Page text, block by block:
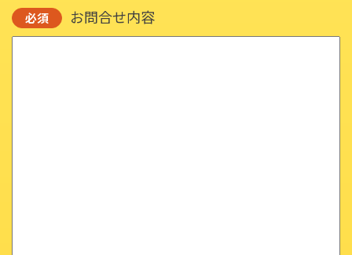
必須 お問合せ内容